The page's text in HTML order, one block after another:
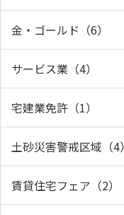
金・ゴールド（6）
サービス業（4）
宅建業免許（1）
土砂災害警戒区域（4）
賃貸住宅フェア（2）